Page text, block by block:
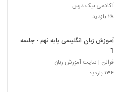
آکادمی نیک درس
۲۸ بازدید
آموزش زبان انگلیسی پایه نهم - جلسه
1
فرالن | سایت آموزش زبان
۱۳۴ بازدید